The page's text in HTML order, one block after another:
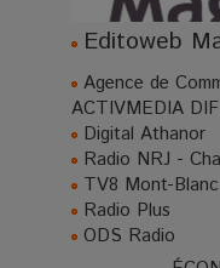
Editoweb
Agence de
ACTIVMEDIA
Digital Athanor
Radio NRJ -
TV8 Mont-Blanc
Radio Plus
ODS Radio